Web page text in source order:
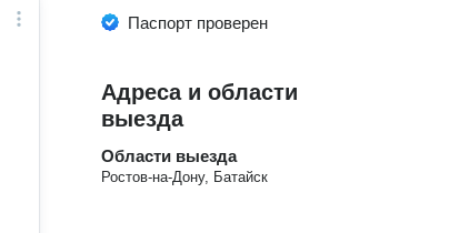
Паспорт проверен
Адреса и области
выезда
Области выезда
Ростов-на-Дону, Батайск